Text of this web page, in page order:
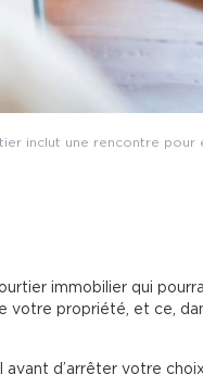
inclut une rencontre pour
immobilier qui
votre propriété, et ce,
avant d’arrêter votre